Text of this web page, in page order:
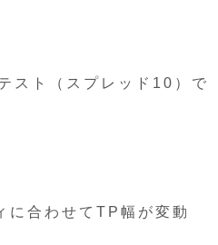
スト（スプレッド10）で
に合わせてTP幅が変動